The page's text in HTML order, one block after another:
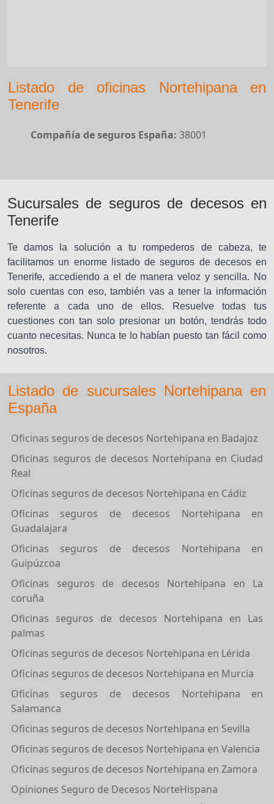
Listado de oficinas Nortehipana en
Tenerife
Compañía de seguros España: 38001
Sucursales de seguros de decesos en
Tenerife
Te damos la solución a tu rompederos de cabeza, te
facilitamos un enorme listado de seguros de decesos en
Tenerife, accediendo a el de manera veloz y sencilla. No
solo cuentas con eso, también vas a tener la información
referente a cada uno de ellos. Resuelve todas tus
cuestiones con tan solo presionar un botón, tendrás todo
cuanto necesitas. Nunca te lo habían puesto tan fácil como
nosotros.
Listado de sucursales Nortehipana en
España
Oficinas seguros de decesos Nortehipana en Badajoz
Oficinas seguros de decesos Nortehipana en Ciudad
Real
Oficinas seguros de decesos Nortehipana en Cádiz
Oficinas seguros de decesos Nortehipana en
Guadalajara
Oficinas seguros de decesos Nortehipana en
Guipúzcoa
Oficinas seguros de decesos Nortehipana en La
coruña
Oficinas seguros de decesos Nortehipana en Las
palmas
Oficinas seguros de decesos Nortehipana en Lérida
Oficinas seguros de decesos Nortehipana en Murcia
Oficinas seguros de decesos Nortehipana en
Salamanca
Oficinas seguros de decesos Nortehipana en Sevilla
Oficinas seguros de decesos Nortehipana en Valencia
Oficinas seguros de decesos Nortehipana en Zamora
Opiniones Seguro de Decesos NorteHispana